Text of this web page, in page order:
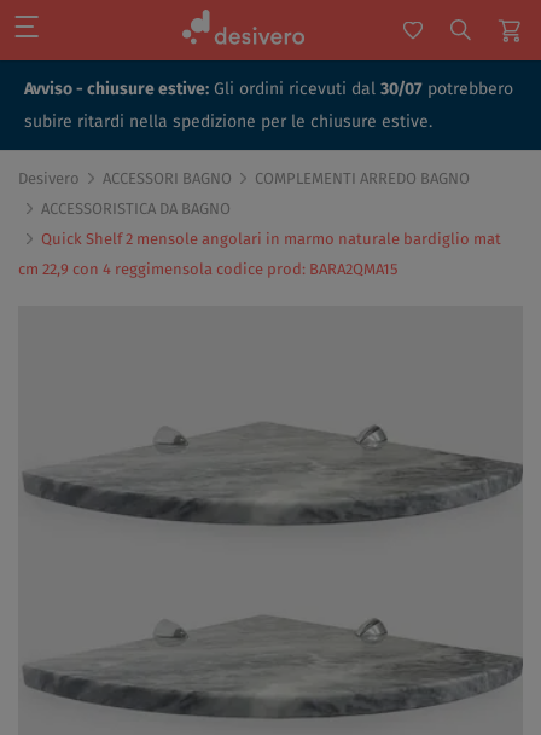
Avviso - chiusure estive: Gli ordini ricevuti dal 30/07 potrebbero
subire ritardi nella spedizione per le chiusure estive.
Desivero ACCESSORI BAGNO
COMPLEMENTI ARREDO BAGNO
ACCESSORISTICA DA BAGNO
Quick Shelf 2 mensole angolari in marmo naturale bardiglio mat
cm 22,9 con 4 reggimensola codice prod: BARA2QMA15